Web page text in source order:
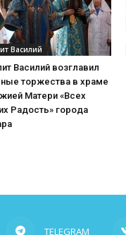
Василий
Василий возглавил
торжества в храме
Матери «Всех
Радость» города
TELEGRAM